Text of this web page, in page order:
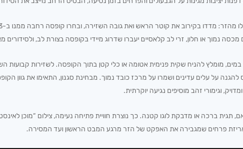
נמוך או חלון, זרי לב קלאסיים יעברו שדרוג מיידי בקופסה בצורת לב, ולסידורים
מומלץ להניח שקית פנימית אטומה או כלי קטן בתוך הקופסה. לשזירות קבועות
להגנה על עלים עדינים ושמרו על מרכז כובד נמוך. מבחינת סגנון, התאימו את
וגימורי זהב מוסיפים נגיעה יוקרתית.
תגית ברכה או מדבקת לוגו קטנה. כך נוצרת חוויית פתיחה נעימה, צילום “מוכן
אריזת פרחים שמגבירה את האפקט של הזר מרגע המבט הראשון ועד המסירה.